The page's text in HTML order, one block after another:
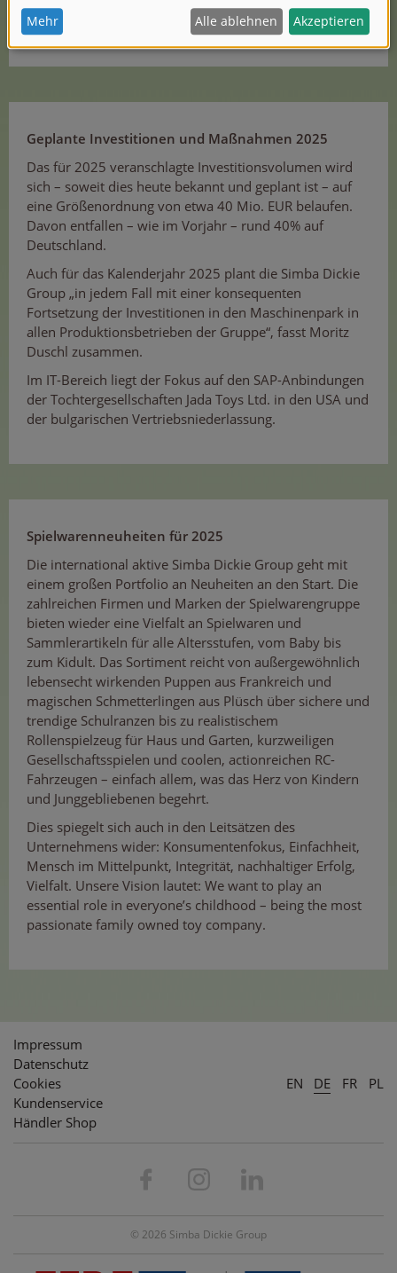
Geplante Investitionen und Maßnahmen 2025
Das für 2025 veranschlagte Investitionsvolumen wird
sich – soweit dies heute bekannt und geplant ist – auf
eine Größenordnung von etwa 40 Mio. EUR belaufen.
Davon entfallen – wie im Vorjahr – rund 40% auf
Deutschland.
Auch für das Kalenderjahr 2025 plant die Simba Dickie
Group „in jedem Fall mit einer konsequenten
Fortsetzung der Investitionen in den Maschinenpark in
allen Produktionsbetrieben der Gruppe“, fasst Moritz
Duschl zusammen.
Im IT-Bereich liegt der Fokus auf den SAP-Anbindungen
der Tochtergesellschaften Jada Toys Ltd. in den USA und
der bulgarischen Vertriebsniederlassung.
Spielwarenneuheiten für 2025
Die international aktive Simba Dickie Group geht mit
einem großen Portfolio an Neuheiten an den Start. Die
zahlreichen Firmen und Marken der Spielwarengruppe
bieten wieder eine Vielfalt an Spielwaren und
Sammlerartikeln für alle Altersstufen, vom Baby bis
zum Kidult. Das Sortiment reicht von außergewöhnlich
lebensecht wirkenden Puppen aus Frankreich und
magischen Schmetterlingen aus Plüsch über sichere und
trendige Schulranzen bis zu realistischem
Rollenspielzeug für Haus und Garten, kurzweiligen
Gesellschaftsspielen und coolen, actionreichen RC-
Fahrzeugen – einfach allem, was das Herz von Kindern
und Junggebliebenen begehrt.
Dies spiegelt sich auch in den Leitsätzen des
Unternehmens wider: Konsumentenfokus, Einfachheit,
Mensch im Mittelpunkt, Integrität, nachhaltiger Erfolg,
Vielfalt. Unsere Vision lautet: We want to play an
essential role in everyone’s childhood – being the most
passionate family owned toy company.
Impressum
Datenschutz
Cookies
Kundenservice
Händler Shop
EN DE FR PL
© 2026 Simba Dickie Group